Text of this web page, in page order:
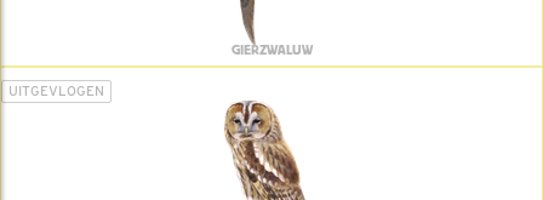
GIERZWALUW
UITGEVLOGEN